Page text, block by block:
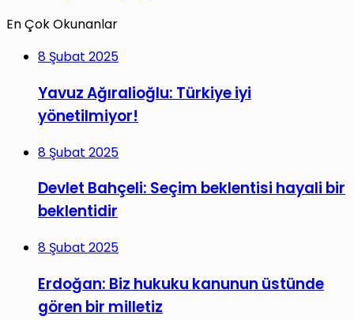
En Çok Okunanlar
8 Şubat 2025
Yavuz Ağıralioğlu: Türkiye iyi
yönetilmiyor!
8 Şubat 2025
Devlet Bahçeli: Seçim beklentisi hayali bir
beklentidir
8 Şubat 2025
Erdoğan: Biz hukuku kanunun üstünde
gören bir milletiz